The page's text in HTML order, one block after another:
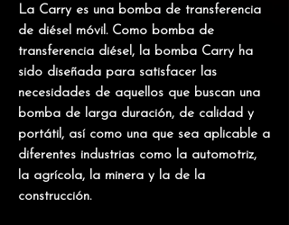
La Carry es una bomba de transferencia
de diésel móvil. Como bomba de
transferencia diésel, la bomba Carry ha
sido diseñada para satisfacer las
necesidades de aquellos que buscan una
bomba de larga duración, de calidad y
portátil, así como una que sea aplicable a
diferentes industrias como la automotriz,
la agrícola, la minera y la de la
construcción.